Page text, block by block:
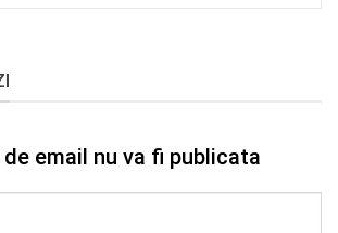
email nu va fi publicata